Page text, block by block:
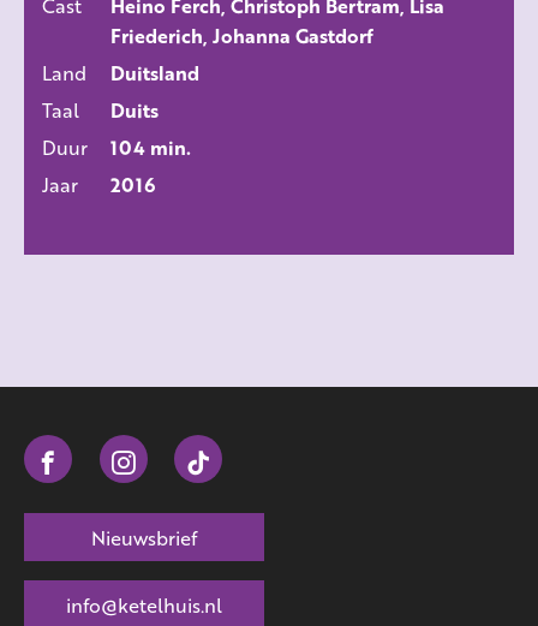
Friederich, Johanna Gastdorf
Land
Duitsland
Taal
Duits
Duur
104 min.
Jaar
2016
Nieuwsbrief
info@ketelhuis.nl